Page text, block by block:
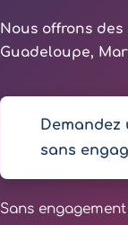
Nous offrons
Guadeloupe,
Demandez
sans
Sans